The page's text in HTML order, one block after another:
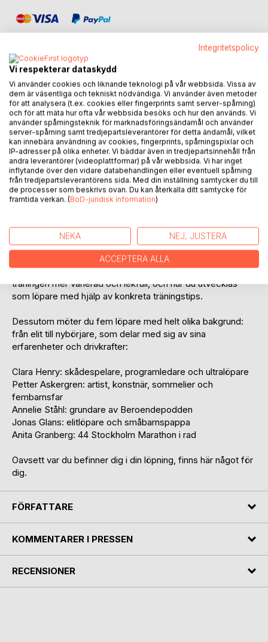
BESKRIVNING
Springa, behöver det verkligen vara så svårt?
Den här boken är för dig som vill börja springa, redan
springer, eller bara undrar varför kompisen tjatar hål i
huvudet på dig att komma igång. För även om vi vet att
löpning är bra för både kropp och knopp, är det inte alltid
lätt att ta sig ut. Det regnar, du är trött, eller så lockar soffan
Med inspiration, konkreta tips och personliga berättelser
visar författaren hur du kan hitta glädje i löpningen, även de
dagar det tar emot. Lätta steg är full av insikter om vad
som händer i kroppen vid fysisk aktivitet, hur du gör
träningen mer varierad och lekfull, och hur du utvecklas
som löpare med hjälp av konkreta träningstips.
Dessutom möter du fem löpare med helt olika bakgrund:
från elit till nybörjare, som delar med sig av sina
erfarenheter och drivkrafter:
Clara Henry: skådespelare, programledare och ultralöpare
Petter Askergren: artist, konstnär, sommelier och
fembarnsfar
Annelie Ståhl: grundare av Beroendepodden
Jonas Glans: elitlöpare och småbarnspappa
Anita Granberg: 44 Stockholm Marathon i rad
Oavsett var du befinner dig i din löpning, finns här något för
dig.
FÖRFATTARE
KOMMENTARER I PRESSEN
RECENSIONER
Integritetspolicy
Vi respekterar dataskydd
Vi använder cookies och liknande teknologi på vår webbsida. Vissa av
dem är väsentliga och tekniskt nödvändiga. Vi använder även metoder
för att analysera (t.ex. cookies eller fingerprints samt server-spårning)
och för att mäta hur ofta vår webbsida besöks och hur den används. Vi
använder spårningsteknik för marknadsföringsändamål och använder
server-spårning samt tredjepartsleverantörer för detta ändamål, vilket
kan innebära användning av cookies, fingerprints, spårningspixlar och
IP-adresser på olika enheter. Vi bäddar även in tredjepartsinnehåll från
andra leverantörer (videoplattformar) på vår webbsida. Vi har inget
inflytande över den vidare databehandlingen eller eventuell spårning
från tredjepartsleverantörens sida. Med din inställning samtycker du till
de processer som beskrivs ovan. Du kan återkalla ditt samtycke för
framtida verkan. (BoD-juridisk information)
NEKA NEJ, JUSTERA
ACCEPTERA ALLA